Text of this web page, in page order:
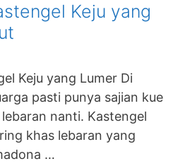
Keju yang
Keju yang Lumer Di
pasti punya sajian kue
nanti. Kastengel
khas lebaran yang
…